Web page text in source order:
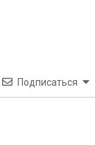
Подписаться